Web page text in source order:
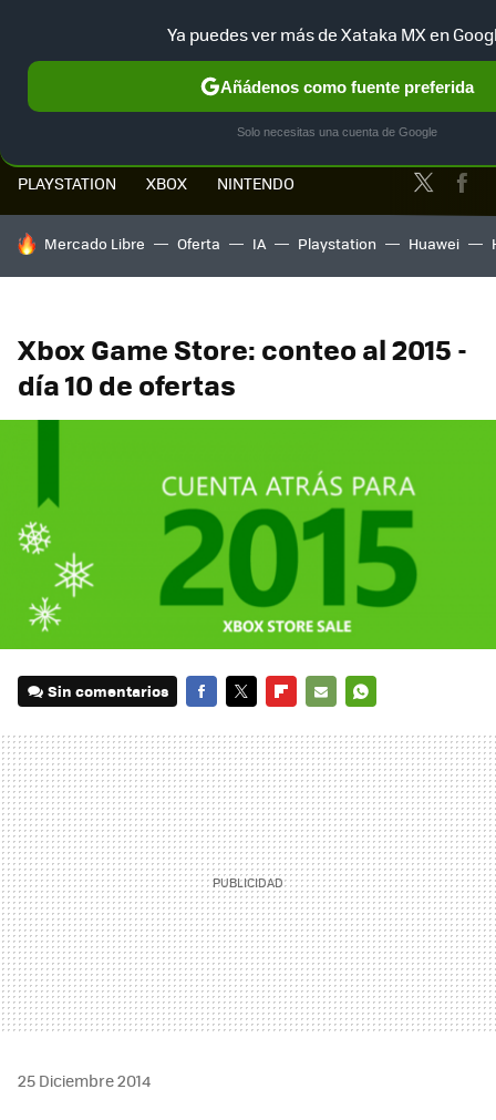
NUEVO
PLAYSTATION XBOX NINTENDO Twitter
HOY SE HABLA DE
Mercado Libre Oferta IA Playstation Huawei
Xbox Game Store: conteo al 2015 -
día 10 de ofertas
Sin comentarios
MAIL
25 Diciembre 2014
Ya puedes ver más de Xataka MX en
Añádenos como fuente preferida
Solo necesitas una cuenta de Google